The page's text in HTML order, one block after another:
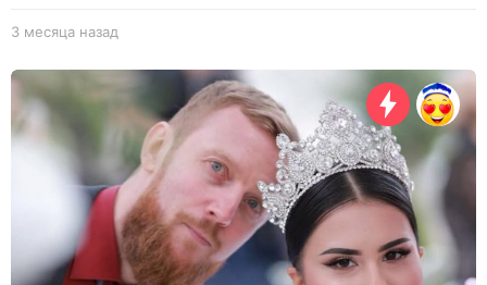
3 месяца назад
е
я
ц
н
а
з
а
д